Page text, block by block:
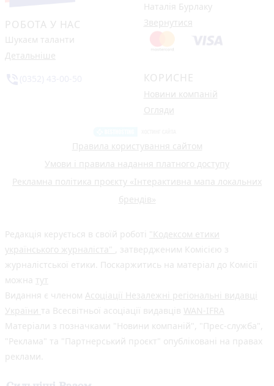
РОБОТА У НАС
Шукаєм таланти
Детальніше
Наталія Бурлаку
Звернутися
КОРИСНЕ
Новини компаній
Огляди
Правила користування сайтом
Умови і правила надання платного доступу
Рекламна політика проєкту «Інтерактивна мапа локальних
брендів»
Редакція керується в своїй роботі "Кодексом етики
українського журналіста" , затвердженим Комісією з
журналістської етики. Поскаржитись на матеріал до Комісії
можна тут
Видання є членом Асоціації Незалежні регіональні видавці
України та Всесвітньої асоціації видавців WAN-IFRA
Матеріали з позначками "Новини компаній", "Прес-служба",
"Реклама" та "Партнерський проєкт" опубліковані на правах
реклами.